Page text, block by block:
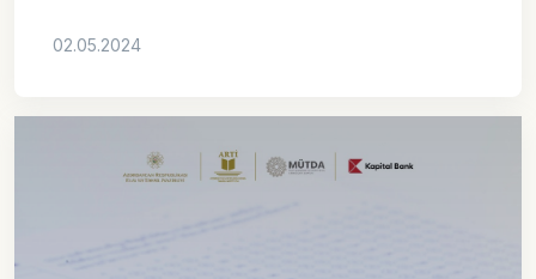
02.05.2024